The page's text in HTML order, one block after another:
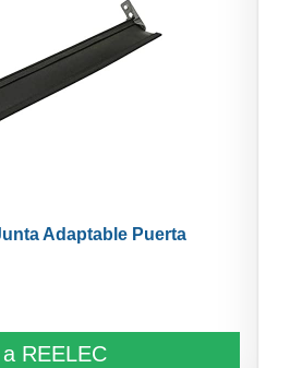
Adaptable Puerta
REELEC